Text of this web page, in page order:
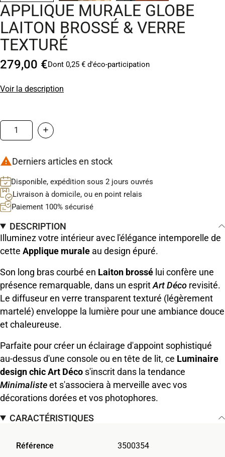
APPLIQUE MURALE GLOBE
LAITON BROSSÉ & VERRE
TEXTURÉ
279,00 €Dont 0,25 € d'éco-participation
Voir la description
Derniers articles en stock
Disponible, expédition sous 2 jours ouvrés
Livraison à domicile, ou en point relais
Paiement 100% sécurisé
DESCRIPTION
Illuminez votre intérieur avec l'élégance intemporelle de
cette Applique murale au design épuré.
Son long bras courbé en Laiton brossé lui confère une
présence remarquable, dans un espritArt Déco revisité.
Le diffuseur en verre transparent texturé (légèrement
martelé) enveloppe la lumière pour une ambiance douce
et chaleureuse.
Parfaite pour créer un éclairage d'appoint sophistiqué
au-dessus d'une console ou en tête de lit, ce Luminaire
design chic Art Déco s'inscrit dans la tendance
Minimalisteet s'associera à merveille avec vos
décorations dorées et vos photophores.
CARACTÉRISTIQUES
Référence 3500354